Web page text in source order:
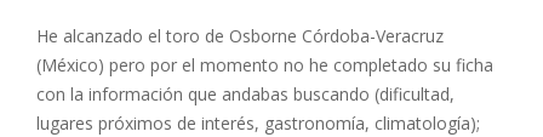
He alcanzado el toro de Osborne Córdoba-Veracruz
(México) pero por el momento no he completado su ficha
con la información que andabas buscando (dificultad,
lugares próximos de interés, gastronomía, climatología);